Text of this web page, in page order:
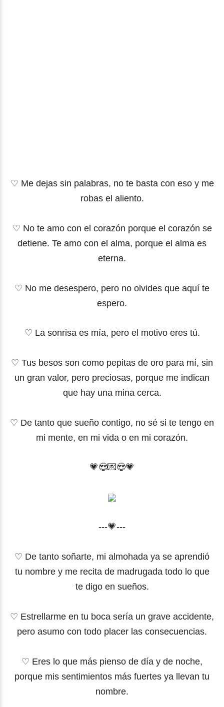
♡ Me dejas sin palabras, no te basta con eso y me
robas el aliento.
♡ No te amo con el corazón porque el corazón se
detiene. Te amo con el alma, porque el alma es
eterna.
♡ No me desespero, pero no olvides que aquí te
espero.
♡ La sonrisa es mía, pero el motivo eres tú.
♡ Tus besos son como pepitas de oro para mí, sin
un gran valor, pero preciosas, porque me indican
que hay una mina cerca.
♡ De tanto que sueño contigo, no sé si te tengo en
mi mente, en mi vida o en mi corazón.
💗😍💌😍💗
---💗---
♡ De tanto soñarte, mi almohada ya se aprendió
tu nombre y me recita de madrugada todo lo que
te digo en sueños.
♡ Estrellarme en tu boca sería un grave accidente,
pero asumo con todo placer las consecuencias.
♡ Eres lo que más pienso de día y de noche,
porque mis sentimientos más fuertes ya llevan tu
nombre.